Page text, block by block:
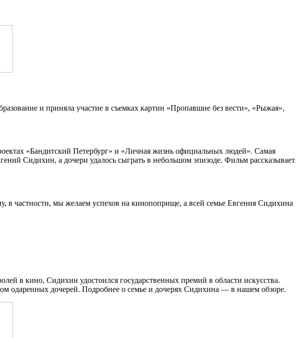
и приняла участие в съемках картин «Пропавшие без вести», «Рыжая»,
«Бандитский Петербург» и «Личная жизнь официальных людей». Самая
Сидихин, а дочери удалось сыграть в небольшом эпизоде. Фильм рассказывает
в частности, мы желаем успехов на кинопоприще, а всей семье Евгения Сидихина
в кино, Сидихин удостоился государственных премий в области искусства.
одаренных дочерей. Подробнее о семье и дочерях Сидихина — в нашем обзоре.